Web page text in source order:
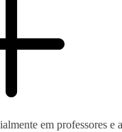
em professores e